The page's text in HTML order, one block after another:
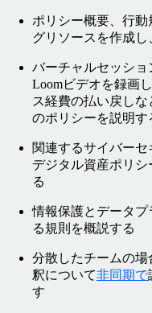
ポリシー概要、行
グリソースを作成し
バーチャルセッショ
Loomビデオを録画
ス経費の払い戻し
のポリシーを説明す
関連するサイバー
デジタル資産ポリ
る
情報保護とデータ
る規則を概説する
分散したチームの
釈について非同期で
す